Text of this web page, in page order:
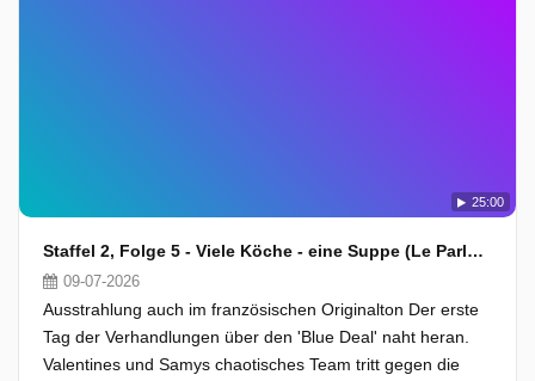
25:00
Staffel 2, Folge 5 - Viele Köche - eine Suppe (Le Parlement)
09-07-2026
Ausstrahlung auch im französischen Originalton Der erste
Tag der Verhandlungen über den 'Blue Deal' naht heran.
Valentines und Samys chaotisches Team tritt gegen die